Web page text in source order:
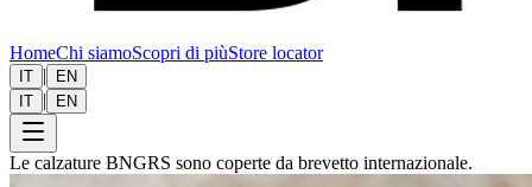
HomeChi siamoScopri di piùStore locator
IT |
EN
IT | EN
Le calzature BNGRS sono coperte da brevetto internazionale.